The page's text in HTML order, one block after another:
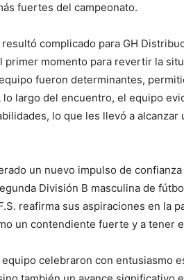
fuertes del campeonato.
complicado para GH
primer momento para revertir la
fueron determinantes,
largo del encuentro, el equipo
lo que les llevó a
un nuevo impulso de
División B masculina de
reafirma sus aspiraciones en la
un contendiente fuerte y a tener
celebraron con entusiasmo